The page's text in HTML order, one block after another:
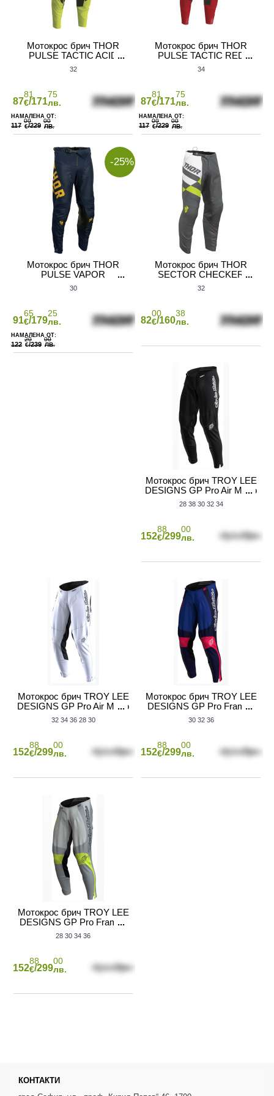
Мотокрос брич THOR
PULSE TACTIC ACID
32
87
81
€/171
75
лв.
117
09
€/229
00
ЛВ.
Мотокрос брич THOR
PULSE TACTIC RED
34
87
81
€/171
75
лв.
117
09
€/229
00
ЛВ.
-25%
Мотокрос брич THOR
PULSE VAPOR
MIDNIGHT/LEMON
30
91
65
€/179
25
лв.
122
20
€/239
00
ЛВ.
Мотокрос брич THOR
SECTOR CHECKER
GRAY/ACID
32
82
00
€/160
38
лв.
Мотокрос брич TROY LEE
DESIGNS GP Pro Air Mono
Pants - Black
28 38 30 32 34
152
88
€/299
00
лв.
Мотокрос брич TROY LEE
DESIGNS GP Pro Air Mono
Pants - White
32 34 36 28 30
152
88
€/299
00
лв.
Мотокрос брич TROY LEE
DESIGNS GP Pro Frames
- Navy/White
30 32 36
152
88
€/299
00
лв.
Мотокрос брич TROY LEE
DESIGNS GP Pro Frames
- Vapor/Gris
28 30 34 36
152
88
€/299
00
лв.
КОНТАКТИ